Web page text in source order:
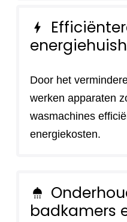
bolt
Door het
werken apparaten
wasmachines
energiekosten.
shower
badkamers